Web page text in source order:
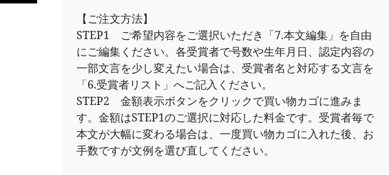
【ご注文方法】
STEP1 ご希望内容をご選択いただき「7.本文編集」を自由
にご編集ください。各受賞者で号数や生年月日、認定内容の
一部文言を少し変えたい場合は、受賞者名と対応する文言を
「6.受賞者リスト」へご記入ください。
STEP2 金額表示ボタンをクリックで買い物カゴに進みま
す。金額はSTEP1のご選択に対応した料金です。受賞者毎で
本文が大幅に変わる場合は、一度買い物カゴに入れた後、お
手数ですが文例を選び直してください。